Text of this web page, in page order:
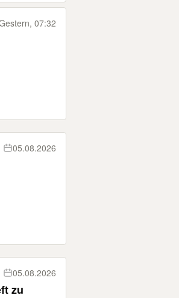
07:32
05.08.2026
05.08.2026
zu